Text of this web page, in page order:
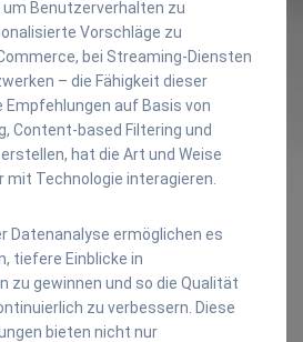
Benutzerverhalten zu
Vorschläge zu
bei Streaming-Diensten
– die Fähigkeit dieser
Empfehlungen auf Basis von
Content-based Filtering und
hat die Art und Weise
mit Technologie interagieren.
Datenanalyse ermöglichen es
tiefere Einblicke in
zu gewinnen und so die Qualität
zu verbessern. Diese
bieten nicht nur